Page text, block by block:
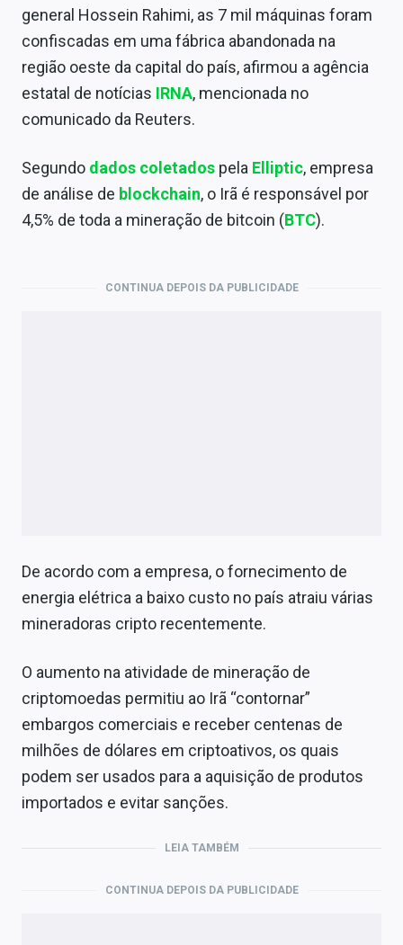
general Hossein Rahimi, as 7 mil máquinas foram
confiscadas em uma fábrica abandonada na
região oeste da capital do país, afirmou a agência
estatal de notícias IRNA, mencionada no
comunicado da Reuters.
Segundo dados coletados pela Elliptic, empresa
de análise de blockchain, o Irã é responsável por
4,5% de toda a mineração de bitcoin (BTC).
CONTINUA DEPOIS DA PUBLICIDADE
De acordo com a empresa, o fornecimento de
energia elétrica a baixo custo no país atraiu várias
mineradoras cripto recentemente.
O aumento na atividade de mineração de
criptomoedas permitiu ao Irã “contornar”
embargos comerciais e receber centenas de
milhões de dólares em criptoativos, os quais
podem ser usados para a aquisição de produtos
importados e evitar sanções.
LEIA TAMBÉM
CONTINUA DEPOIS DA PUBLICIDADE